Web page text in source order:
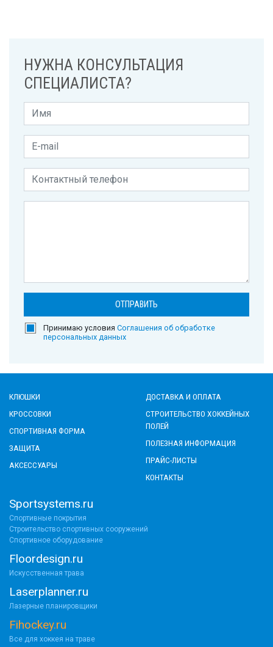
НУЖНА КОНСУЛЬТАЦИЯ
СПЕЦИАЛИСТА?
Принимаю условия Соглашения об обработке
персональных данных
КЛЮШКИ
КРОССОВКИ
СПОРТИВНАЯ ФОРМА
ЗАЩИТА
АКСЕССУАРЫ
ДОСТАВКА И ОПЛАТА
СТРОИТЕЛЬСТВО ХОККЕЙНЫХ
ПОЛЕЙ
ПОЛЕЗНАЯ ИНФОРМАЦИЯ
ПРАЙС-ЛИСТЫ
КОНТАКТЫ
Sportsystems.ru
Спортивные покрытия
Строительство спортивных сооружений
Спортивное оборудование
Floordesign.ru
Искусственная трава
Laserplanner.ru
Лазерные планировщики
Fihockey.ru
Все для хоккея на траве